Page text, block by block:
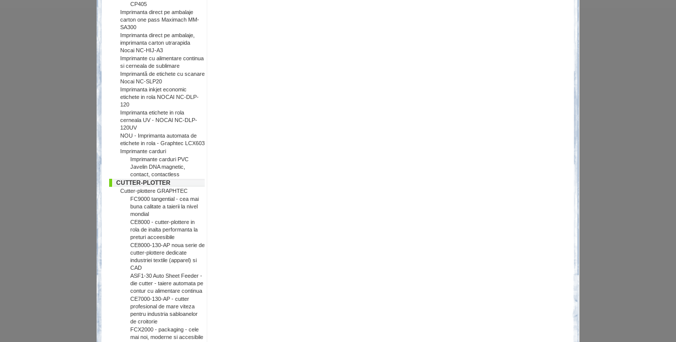
CP405
Imprimanta direct pe ambalaje
carton one pass Maximach MM-
SA300
Imprimanta direct pe ambalaje,
imprimanta carton utrarapida
Nocai NC-HIJ-A3
Imprimante cu alimentare continua
si cerneala de sublimare
Imprimantă de etichete cu scanare
Nocai NC-SLP20
Imprimanta inkjet economic
etichete in rola NOCAI NC-DLP-
120
Imprimanta etichete in rola
cerneala UV - NOCAI NC-DLP-
120UV
NOU - Imprimanta automata de
etichete in rola - Graphtec LCX603
Imprimante carduri
Imprimante carduri PVC
Javelin DNA magnetic,
contact, contactless
CUTTER-PLOTTER
Cutter-plottere GRAPHTEC
FC9000 tangential - cea mai
buna calitate a taierii la nivel
mondial
CE8000 - cutter-plottere in
rola de inalta performanta la
preturi acceesibile
CE8000-130-AP noua serie de
cutter-plottere dedicate
industriei textile (apparel) si
CAD
ASF1-30 Auto Sheet Feeder -
die cutter - taiere automata pe
contur cu alimentare continua
CE7000-130-AP - cutter
profesional de mare viteza
pentru industria sabloanelor
de croitorie
FCX2000 - packaging - cele
mai noi, moderne si accesibile